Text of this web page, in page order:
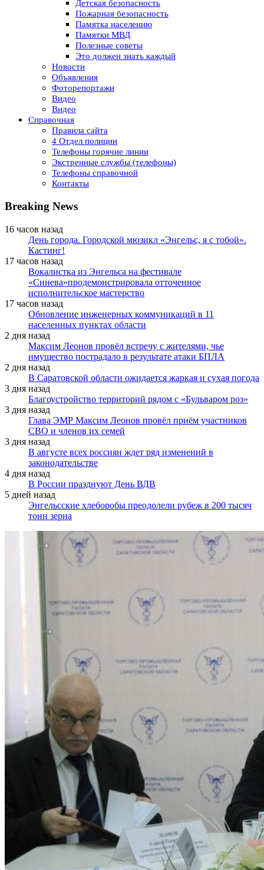
Детская безопасность
Пожарная безопасность
Памятка населению
Памятки МВД
Полезные советы
Это должен знать каждый
Новости
Объявления
Фоторепортажи
Видео
Видео
Справочная
Правила сайта
4 Отдел полиции
Телефоны горячие линии
Экстренные службы (телефоны)
Телефоны справочной
Контакты
Breaking News
16 часов назад
День города. Городской мюзикл «Энгельс, я с тобой».
Кастинг!
17 часов назад
Вокалистка из Энгельса на фестивале
«Синева»продемонстрировала отточенное
исполнительское мастерство
17 часов назад
Обновление инженерных коммуникаций в 11
населенных пунктах области
2 дня назад
Максим Леонов провёл встречу с жителями, чье
имущество пострадало в результате атаки БПЛА
2 дня назад
В Саратовской области ожидается жаркая и сухая погода
3 дня назад
Благоустройство территорий рядом с «Бульваром роз»
3 дня назад
Глава ЭМР Максим Леонов провёл приём участников
СВО и членов их семей
3 дня назад
В августе всех россиян ждет ряд изменений в
законодательстве
4 дня назад
В России празднуют День ВДВ
5 дней назад
Энгельсские хлеборобы преодолели рубеж в 200 тысяч
тонн зерна